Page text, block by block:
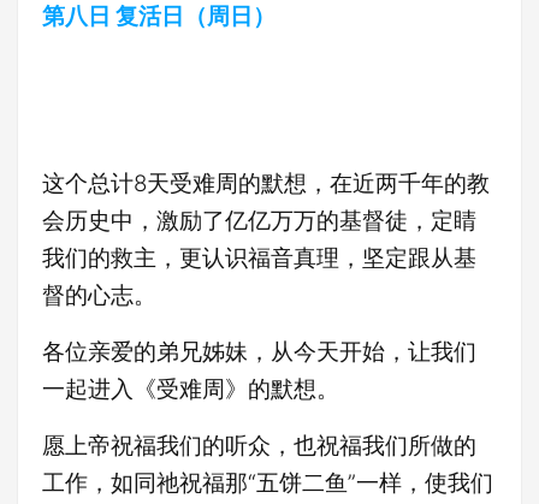
第八日 复活日（周日）
这个总计8天受难周的默想，在近两千年的教
会历史中，激励了亿亿万万的基督徒，定睛
我们的救主，更认识福音真理，坚定跟从基
督的心志。
各位亲爱的弟兄姊妹，从今天开始，让我们
一起进入《受难周》的默想。
愿上帝祝福我们的听众，也祝福我们所做的
工作，如同祂祝福那“五饼二鱼”一样，使我们